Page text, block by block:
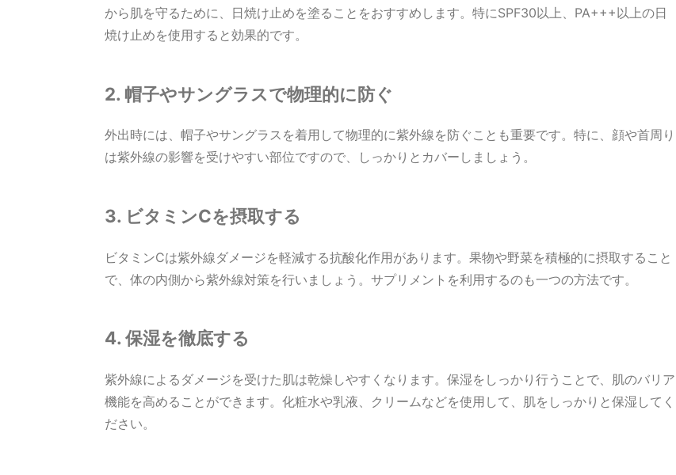
から肌を守るために、日焼け止めを塗ることをおすすめします。特にSPF30以上、PA+++以上の日
焼け止めを使用すると効果的です。
2. 帽子やサングラスで物理的に防ぐ
外出時には、帽子やサングラスを着用して物理的に紫外線を防ぐことも重要です。特に、顔や首周り
は紫外線の影響を受けやすい部位ですので、しっかりとカバーしましょう。
3. ビタミンCを摂取する
ビタミンCは紫外線ダメージを軽減する抗酸化作用があります。果物や野菜を積極的に摂取すること
で、体の内側から紫外線対策を行いましょう。サプリメントを利用するのも一つの方法です。
4. 保湿を徹底する
紫外線によるダメージを受けた肌は乾燥しやすくなります。保湿をしっかり行うことで、肌のバリア
機能を高めることができます。化粧水や乳液、クリームなどを使用して、肌をしっかりと保湿してく
ださい。